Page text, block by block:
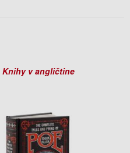
Knihy v angličtine